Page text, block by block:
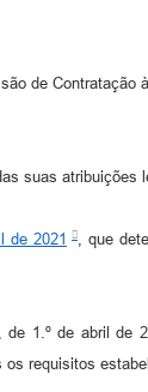
de
suas atribuições
de 2021
, que
1.º de abril
requisitos